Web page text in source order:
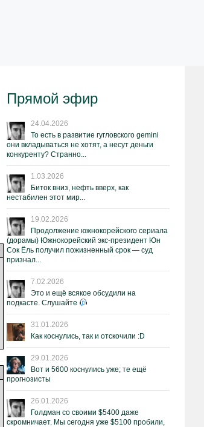
Прямой эфир
24.04.2026
То есть в развитие гугловского gemini
они вкладываться не хотят, а несут деньги
конкуренту? Странно...
1.03.2026
Биток вниз, нефть вверх, как
нестабилен этот мир...
19.02.2026
Продолжение южнокорейского сериала
(дорамы) Южнокорейский экс-президент Юн
Сок Ёль получил пожизненный срок — суд
признал...
7.02.2026
Это и ещё всякое обсудили на
подкасте. Слушайте
31.01.2026
Как коснулись, так и отскочили :D
29.01.2026
Вот и 5600 коснулись уже; те ещё
прогнозисты
26.01.2026
Голдман со своими $5400 даже
скромничает. Мы сегодня уже $5100 пробили,